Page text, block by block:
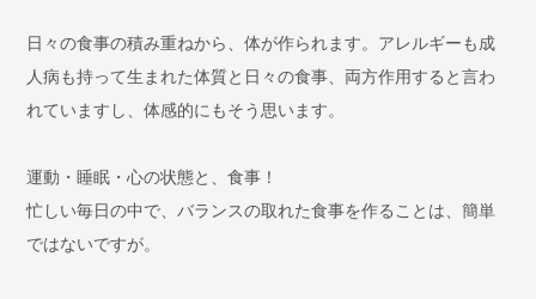
日々の食事の積み重ねから、体が作られます。アレルギーも成
人病も持って生まれた体質と日々の食事、両方作用すると言わ
れていますし、体感的にもそう思います。
運動・睡眠・心の状態と、食事！
忙しい毎日の中で、バランスの取れた食事を作ることは、簡単
ではないですが。